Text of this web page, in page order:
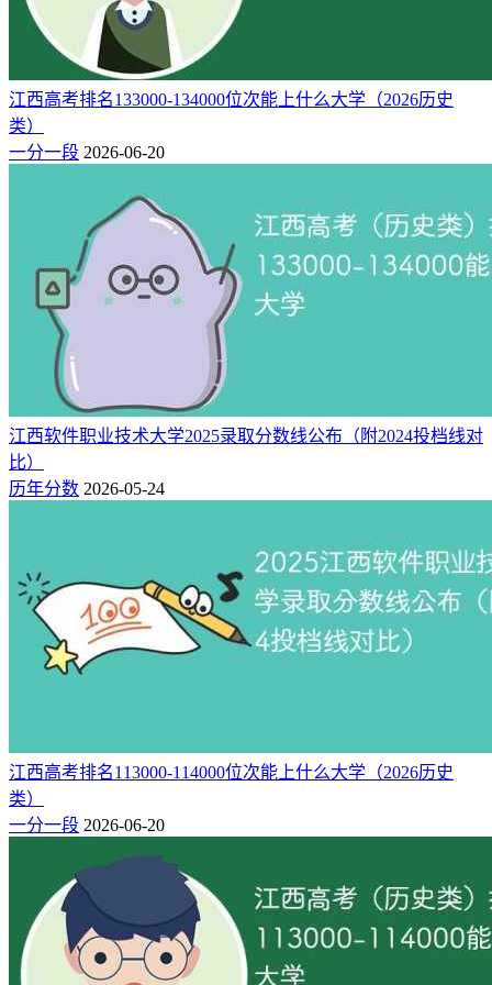
江西高考排名133000-134000位次能上什么大学（2026历史
类）
一分一段 2026-06-20
江西软件职业技术大学2025录取分数线公布（附2024投档线对
比）
历年分数 2026-05-24
江西高考排名113000-114000位次能上什么大学（2026历史
类）
一分一段 2026-06-20